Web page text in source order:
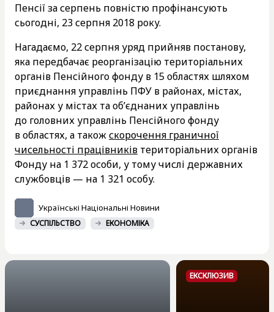
Пенсії за серпень повністю профінансують
сьогодні, 23 серпня 2018 року.
Нагадаємо, 22 серпня уряд прийняв постанову,
яка передбачає реорганізацію територіальних
органів Пенсійного фонду в 15 областях шляхом
приєднання управлінь ПФУ в районах, містах,
районах у містах та об’єднаних управлінь
до головних управлінь Пенсійного фонду
в областях, а такожскорочення граничної
чисельності працівників територіальних органів
Фонду на 1 372 особи, у тому числі державних
службовців — на 1 321 особу.
Українські Національні Новини
СУСПІЛЬСТВО ЕКОНОМІКА
ЕКСКЛЮЗИВ